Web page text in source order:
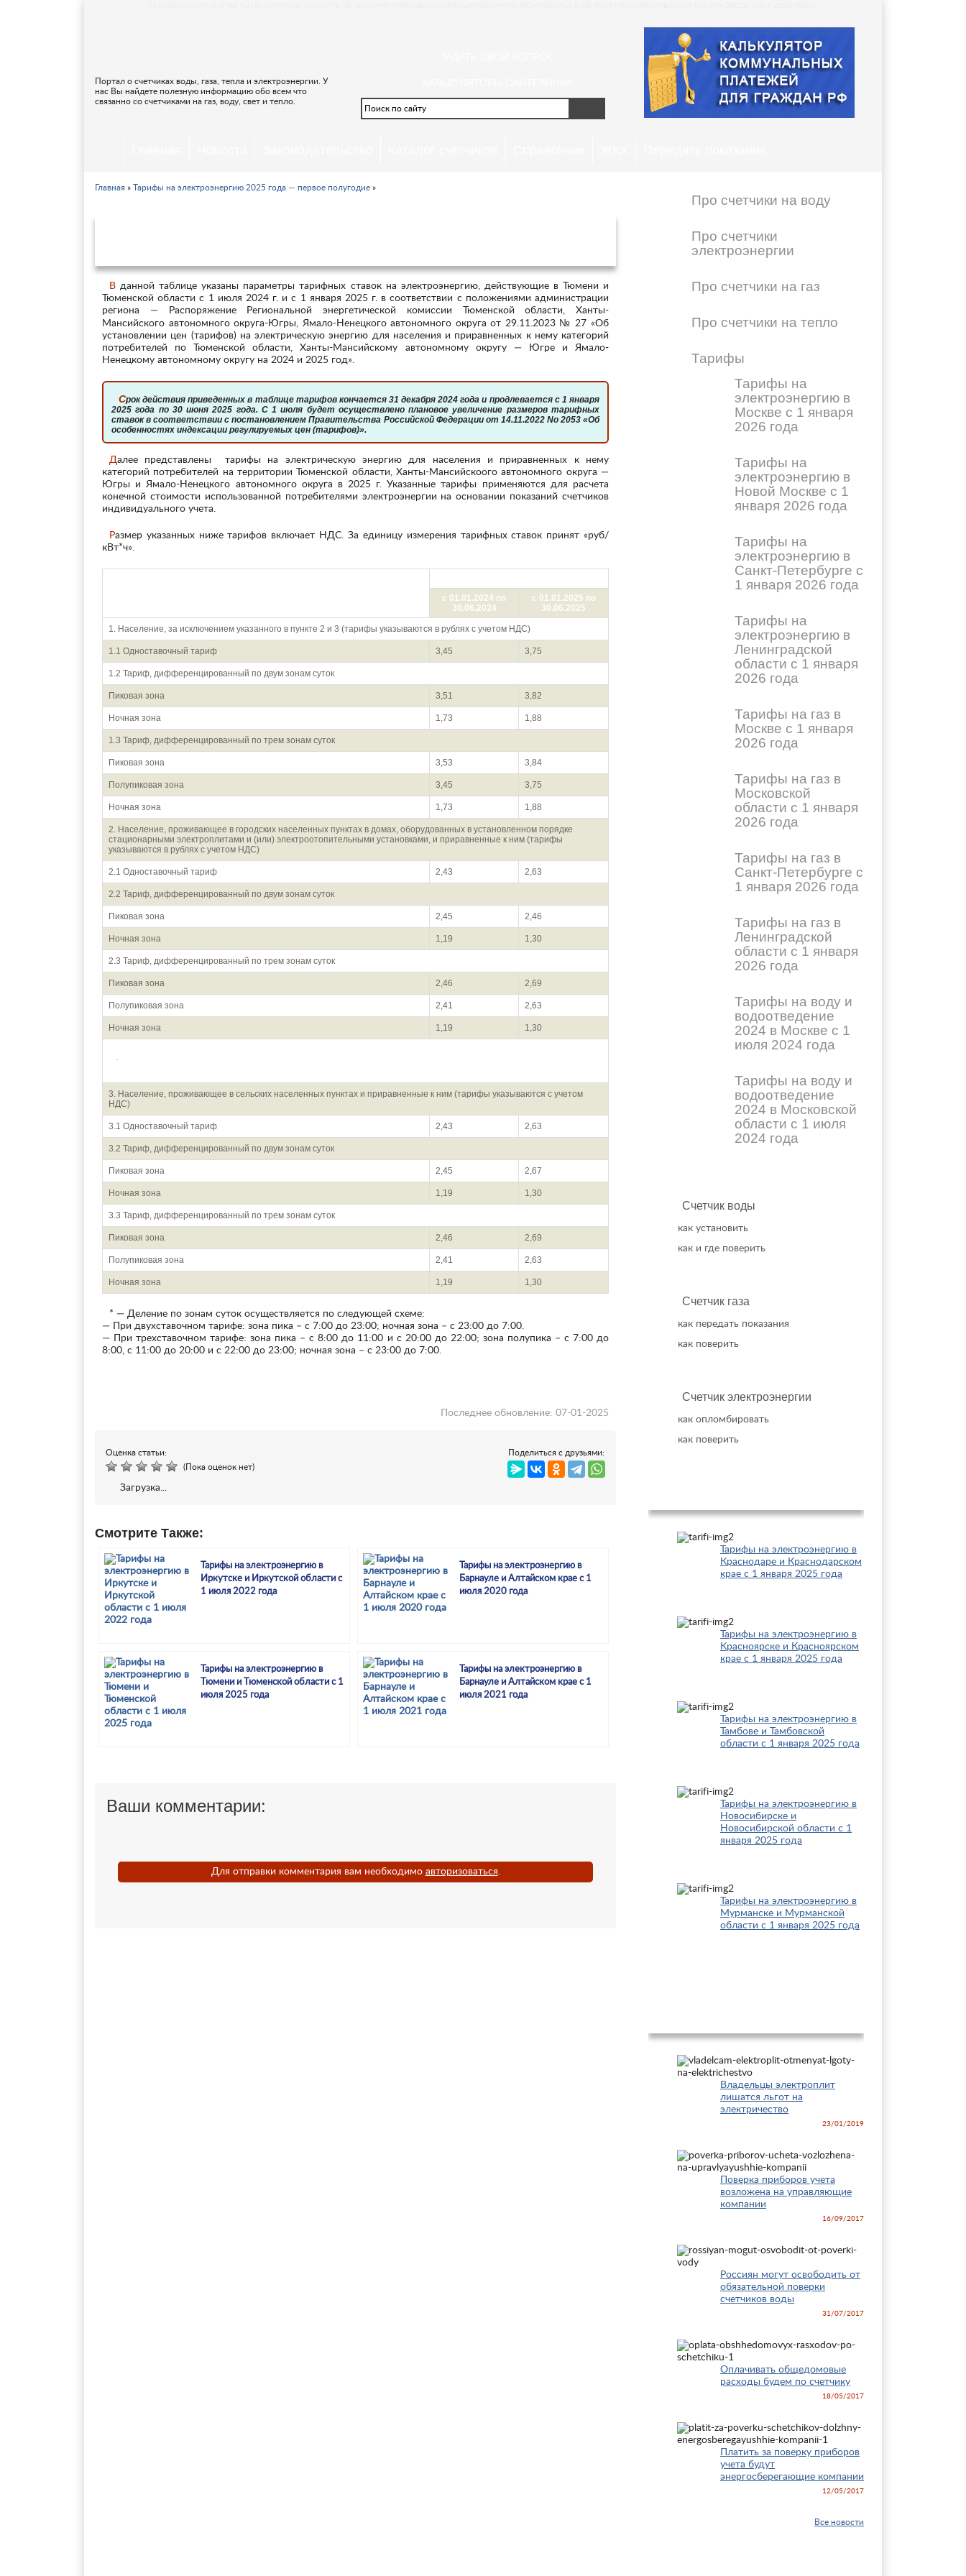
Портал о счетчиках воды, газа, тепла и электроэнергии. У
нас Вы найдете полезную информацию обо всем что
связанно со счетчиками на газ, воду, свет и тепло.
Главная » Тарифы на электроэнергию 2025 года — первое полугодие »
В данной таблице указаны параметры тарифных ставок на электроэнергию, действующие в Тюмени и
Тюменской области с 1 июля 2024 г. и с 1 января 2025 г. в соответствии с положениями администрации
региона — Распоряжение Региональной энергетической комиссии Тюменской области, Ханты-
Мансийского автономного округа-Югры, Ямало-Ненецкого автономного округа от 29.11.2023 № 27 «Об
установлении цен (тарифов) на электрическую энергию для населения и приравненных к нему категорий
потребителей по Тюменской области, Ханты-Мансийскому автономному округу — Югре и Ямало-
Ненецкому автономному округу на 2024 и 2025 год».
Срок действия приведенных в таблице тарифов кончается 31 декабря 2024 года и продлевается с 1 января
2025 года по 30 июня 2025 года. С 1 июля будет осуществлено плановое увеличение размеров тарифных
ставок в соответствии с постановлением Правительства Российской Федерации от 14.11.2022 No 2053 «Об
особенностях индексации регулируемых цен (тарифов)».
Далее представлены тарифы на электрическую энергию для населения и приравненных к нему
категорий потребителей на территории Тюменской области, Ханты-Мансийскоого автономного округа —
Югры и Ямало-Ненецкого автономного округа в 2025 г. Указанные тарифы применяются для расчета
конечной стоимости использованной потребителями электроэнергии на основании показаний счетчиков
индивидуального учета.
Размер указанных ниже тарифов включает НДС. За единицу измерения тарифных ставок принят «руб/
кВт*ч».
с 01.01.2024 по
30.06.2024
с 01.01.2025 по
30.06.2025
1. Население, за исключением указанного в пункте 2 и 3 (тарифы указываются в рублях с учетом НДС)
1.1 Одноставочный тариф 3,45 3,75
1.2 Тариф, дифференцированный по двум зонам суток
Пиковая зона 3,51 3,82
Ночная зона 1,73 1,88
1.3 Тариф, дифференцированный по трем зонам суток
Пиковая зона 3,53 3,84
Полупиковая зона 3,45 3,75
Ночная зона 1,73 1,88
2. Население, проживающее в городских населенных пунктах в домах, оборудованных в установленном порядке
стационарными электроплитами и (или) электроотопительными установками, и приравненные к ним (тарифы
указываются в рублях с учетом НДС)
2.1 Одноставочный тариф 2,43 2,63
2.2 Тариф, дифференцированный по двум зонам суток
Пиковая зона 2,45 2,46
Ночная зона 1,19 1,30
2.3 Тариф, дифференцированный по трем зонам суток
Пиковая зона 2,46 2,69
Полупиковая зона 2,41 2,63
Ночная зона 1,19 1,30
.
3. Население, проживающее в сельских населенных пунктах и приравненные к ним (тарифы указываются с учетом
НДС)
3.1 Одноставочный тариф 2,43 2,63
3.2 Тариф, дифференцированный по двум зонам суток
Пиковая зона 2,45 2,67
Ночная зона 1,19 1,30
3.3 Тариф, дифференцированный по трем зонам суток
Пиковая зона 2,46 2,69
Полупиковая зона 2,41 2,63
Ночная зона 1,19 1,30
* — Деление по зонам суток осуществляется по следующей схеме:
— При двухставочном тарифе: зона пика – с 7:00 до 23:00; ночная зона – с 23:00 до 7:00.
— При трехставочном тарифе: зона пика – с 8:00 до 11:00 и с 20:00 до 22:00; зона полупика – с 7:00 до
8:00, с 11:00 до 20:00 и с 22:00 до 23:00; ночная зона – с 23:00 до 7:00.
Последнее обновление: 07-01-2025
Оценка статьи:
(Пока оценок нет)
Загрузка...
Поделиться с друзьями:
Смотрите Также:
Тарифы на электроэнергию в
Иркутске и Иркутской области с
1 июля 2022 года
Тарифы на электроэнергию в
Барнауле и Алтайском крае с 1
июля 2020 года
Тарифы на электроэнергию в
Тюмени и Тюменской области с 1
июля 2025 года
Тарифы на электроэнергию в
Барнауле и Алтайском крае с 1
июля 2021 года
Ваши комментарии:
Для отправки комментария вам необходимо авторизоваться.
Про счетчики на воду
Про счетчики
электроэнергии
Про счетчики на газ
Про счетчики на тепло
Тарифы
Тарифы на
электроэнергию в
Москве с 1 января
2026 года
Тарифы на
электроэнергию в
Новой Москве с 1
января 2026 года
Тарифы на
электроэнергию в
Санкт-Петербурге с
1 января 2026 года
Тарифы на
электроэнергию в
Ленинградской
области с 1 января
2026 года
Тарифы на газ в
Москве с 1 января
2026 года
Тарифы на газ в
Московской
области с 1 января
2026 года
Тарифы на газ в
Санкт-Петербурге с
1 января 2026 года
Тарифы на газ в
Ленинградской
области с 1 января
2026 года
Тарифы на воду и
водоотведение
2024 в Москве с 1
июля 2024 года
Тарифы на воду и
водоотведение
2024 в Московской
области с 1 июля
2024 года
Счетчик воды
как установить
как и где поверить
Счетчик газа
как передать показания
как поверить
Счетчик электроэнергии
как опломбировать
как поверить
Тарифы на электроэнергию в
Краснодаре и Краснодарском
крае с 1 января 2025 года
Тарифы на электроэнергию в
Красноярске и Красноярском
крае с 1 января 2025 года
Тарифы на электроэнергию в
Тамбове и Тамбовской
области с 1 января 2025 года
Тарифы на электроэнергию в
Новосибирске и
Новосибирской области с 1
января 2025 года
Тарифы на электроэнергию в
Мурманске и Мурманской
области с 1 января 2025 года
Владельцы электроплит
лишатся льгот на
электричество
23/01/2019
Поверка приборов учета
возложена на управляющие
компании
16/09/2017
Россиян могут освободить от
обязательной поверки
счетчиков воды
31/07/2017
Оплачивать общедомовые
расходы будем по счетчику
18/05/2017
Платить за поверку приборов
учета будут
энергосберегающие компании
12/05/2017
Все новости